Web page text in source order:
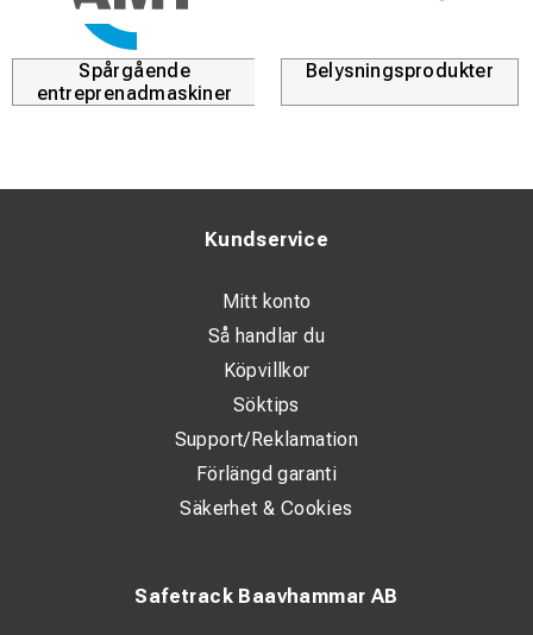
Spårgående
entreprenadmaskiner
Belysningsprodukter
Safetrack Baavhammar AB
Kundservice
Mitt konto
Så handlar du
Köpvillkor
Söktips
Support/Reklamation
Förlängd garanti
Säkerhet & Cookies